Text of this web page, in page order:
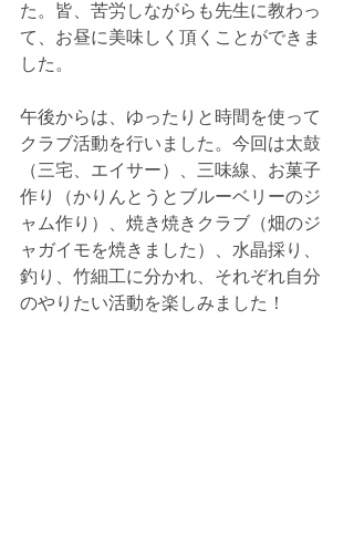
た。皆、苦労しながらも先生に教わっ
て、お昼に美味しく頂くことができま
した。
午後からは、ゆったりと時間を使って
クラブ活動を行いました。今回は太鼓
（三宅、エイサー）、三味線、お菓子
作り（かりんとうとブルーベリーのジ
ャム作り）、焼き焼きクラブ（畑のジ
ャガイモを焼きました）、水晶採り、
釣り、竹細工に分かれ、それぞれ自分
のやりたい活動を楽しみました！